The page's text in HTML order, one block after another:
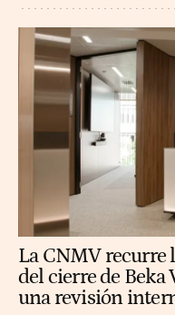
La CNMV recurre
del cierre de Beka
una revisión